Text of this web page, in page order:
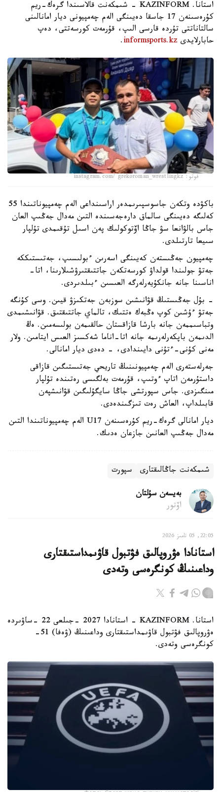
استانا. KAZINFORM - شىمكەنت قالاسىندا گرەك-ريم
كۇرەسىنەن 17 جاسقا دەيىنگى الەم چەمپيونى ديار امانالىنى
سالتاناتتى تۇردە قارسى الىپ، قۇرمەت كورسەتتى، دەپ
حابارلايدى informsports.kz
.
فوتو: instagram.com/ grekoroman_wrestlingkz
باكۋدە وتكەن جاسوسپىرىمدەر اراسىنداعى الەم چەمپيوناتىندا 55
كەلىگە دەيىنگى سالماق دارەجەسىندە التىن مەدال جەڭىپ العان
جاس بالۋانعا سۋ جاڭا اۆتوكولىك پەن اسىل تۇقىمدى تۇلپار
سىيعا تارتىلدى.
چەمپيون جەڭىستەن كەيىنگى اسەرىن ءبولىسىپ، جەتىستىككە
جەتۋ جولىندا قولداۋ كورسەتكەن جاتتىقتىرۋشىلارىنا، اتا-
اناسىنا جانە جانكۇيەرلەرگە العىسىن ءبىلدىردى.
- بۇل جەڭىستىڭ قۋانىشىن سوزبەن جەتكىزۋ قيىن. وسى كۇنگە
جەتۋ ءۇشىن كوپ ەڭبەك ەتتىك، تالماي جاتتىقتىق. قۋانىشىمدى
وتباسىممەن جانە بارشا قازاقستان حالقىمەن بولىسەمىن. ەڭ
الدىمەن باپكەرلەرىمە جانە اتا-اناما شەكسىز العىس ايتامىن. ولار
مەنى كۇنى-ءتۇنى دايىندادى، - دەدى ديار امانالى.
جەرلەستەرى الەم چەمپيونىنىڭ تاريحي جەتىستىگىن قازاقى
داستۇرمەن اتاپ ءوتىپ، قۇرمەت بەلگىسى رەتىندە تۇلپار
مىنگىزدى. جاس سپورتشى جاڭا سايگۇلىگىن قۋانىشپەن
قابىلداپ، العاش رەت تىزگىندەدى.
ديار امانالى گرەك-ريم كۇرەسىنەن U17 الەم چەمپيوناتىندا التىن
مەدال جەڭىپ العانىن جازعان ەدىك.
شىمكەنت جاڭالىقتارى سپورت
بەيسەن سۇلتان
اۆتور
22:05, 05 تامىز 2026
استانادا ەۋروپالىق فۋتبول قاۋىمداستىقتارى
وداعىنىڭ كونگرەسى وتەدى
استانا. KAZINFORM - استانادا 2027 -جىلعى 22 -ساۋىردە
ەۋروپالىق فۋتبول قاۋىمداستىقتارى وداعىنىڭ (ۋەفا) 51-
كونگرەسى وتەدى.